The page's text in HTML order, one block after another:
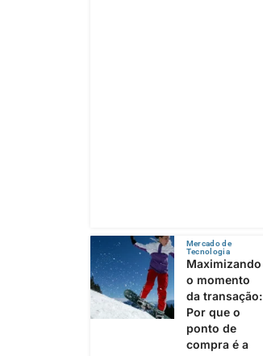
Mercado de
Tecnologia
Maximizando
o momento
da transação:
Por que o
ponto de
compra é a